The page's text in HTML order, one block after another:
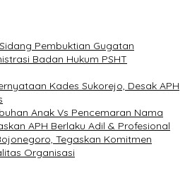
Pembuktian Gugatan
Badan Hukum PSHT
Kades Sukorejo, Desak APH
Anak Vs Pencemaran Nama
APH Berlaku Adil & Profesional
Tegaskan Komitmen
Organisasi